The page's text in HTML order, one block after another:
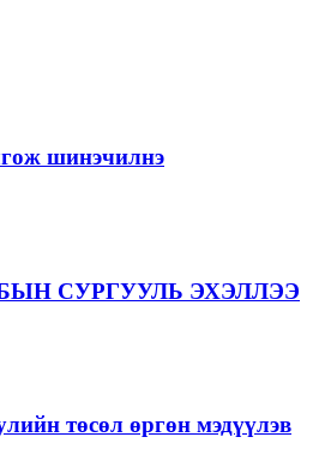
шинэчилнэ
СУРГУУЛЬ ЭХЭЛЛЭЭ
төсөл өргөн мэдүүлэв